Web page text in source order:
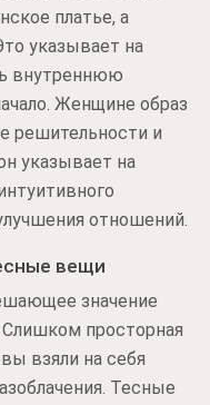
платье, а
указывает на
внутреннюю
Женщине образ
решительности и
указывает на
отношений.
вещи
значение
просторная
взяли на себя
Тесные